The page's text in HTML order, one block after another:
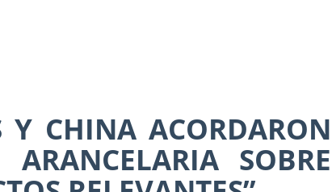
Y CHINA ACORDARON
SOBRE